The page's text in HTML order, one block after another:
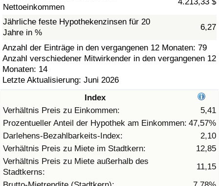
Nettoeinkommen
4.213,33 $
Jährliche feste Hypothekenzinsen für 20
Jahre in %
6,27
Anzahl der Einträge in den vergangenen 12 Monaten: 79
Anzahl verschiedener Mitwirkender in den vergangenen 12
Monaten: 14
Letzte Aktualisierung: Juni 2026
Index
Verhältnis Preis zu Einkommen:
5,41
Prozentueller Anteil der Hypothek am Einkommen: 47,57%
Darlehens-Bezahlbarkeits-Index:
2,10
Verhältnis Preis zu Miete im Stadtkern:
12,85
Verhältnis Preis zu Miete außerhalb des
Stadtkerns:
11,15
Gesundheitsversorgungs-Index (aktuell)
Gesundheitsversorgungs-Index
Gesundheitsversorgungs-Index nach Land
Umweltverschmutzung
Umweltverschmutzungs-Index (aktuell)
Verschmutzungsindex
Umweltverschmutzungs-Index nach Land
Verkehr